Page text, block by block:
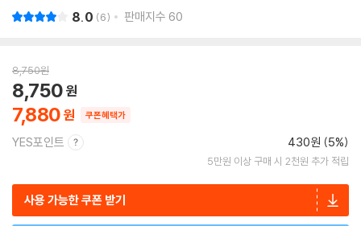
8.0 6 판매지수 60
8,750원
7,880
8,750
쿠폰혜택가
YES포인트 430원 (5%)
5만원 이상 구매 시 2천원 추가 적립
사용 가능한 쿠폰 받기